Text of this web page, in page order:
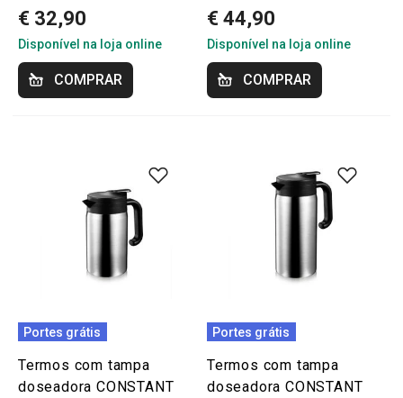
€ 32,90
Disponível na loja online
COMPRAR
€ 44,90
Disponível na loja online
COMPRAR
Portes grátis
Termos com tampa
doseadora CONSTANT
Portes grátis
Termos com tampa
doseadora CONSTANT